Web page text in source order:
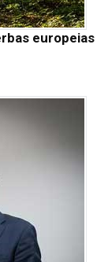
europeias